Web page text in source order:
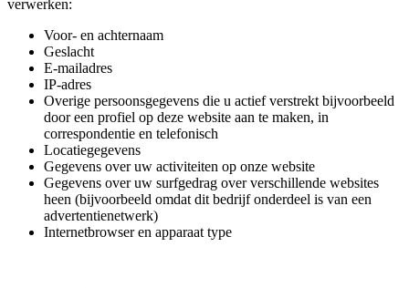
verwerken:
Voor- en achternaam
Geslacht
E-mailadres
IP-adres
Overige persoonsgegevens die u actief verstrekt bijvoorbeeld
door een profiel op deze website aan te maken, in
correspondentie en telefonisch
Locatiegegevens
Gegevens over uw activiteiten op onze website
Gegevens over uw surfgedrag over verschillende websites
heen (bijvoorbeeld omdat dit bedrijf onderdeel is van een
advertentienetwerk)
Internetbrowser en apparaat type